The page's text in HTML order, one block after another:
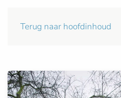
Terug naar hoofdinhoud